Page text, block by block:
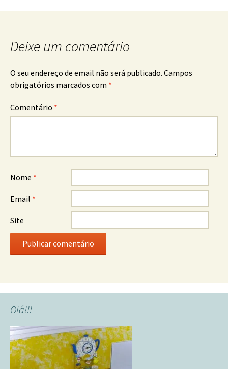
Deixe um comentário
O seu endereço de email não será publicado. Campos
obrigatórios marcados com *
Comentário *
Nome *
Email *
Site
Olá!!!